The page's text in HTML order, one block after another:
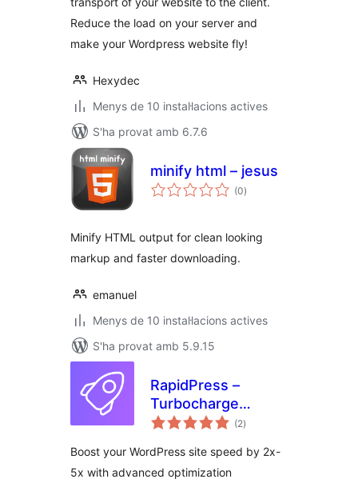
Reduce the load on your server and
make your Wordpress website fly!
Hexydec
Menys de 10 instal·lacions actives
S'ha provat amb 6.7.6
minify html – jesus
(0puntuacions
totals
)
Minify HTML output for clean looking
markup and faster downloading.
emanuel
Menys de 10 instal·lacions actives
S'ha provat amb 5.9.15
RapidPress –
Turbocharge
Website
(2puntuacions
totals
)
Boost your WordPress site speed by 2x-
5x with advanced optimization